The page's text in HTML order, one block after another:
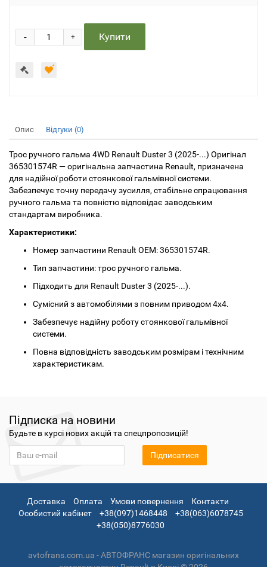
+
- Купити
Опис Відгуки (0)
Трос ручного гальма 4WD Renault Duster 3 (2025-...) Оригінал
365301574R — оригінальна запчастина Renault, призначена
для надійної роботи стоянкової гальмівної системи.
Забезпечує точну передачу зусилля, стабільне спрацювання
ручного гальма та повністю відповідає заводським
стандартам виробника.
Характеристики:
Номер запчастини Renault OEM: 365301574R.
Тип запчастини: трос ручного гальма.
Підходить для Renault Duster 3 (2025-...).
Сумісний з автомобілями з повним приводом 4x4.
Забезпечує надійну роботу стоянкової гальмівної
системи.
Повна відповідність заводським розмірам і технічним
характеристикам.
Підписка на новини
Будьте в курсі нових акцій та спецпропозицій!
Підписатися
Доставка Оплата Умови повернення
Контакти
Особистий кабінет
+38(097)1468448
+38(063)6078745
+38(050)8776030
avtofrans.com.ua - АВТОФРАНС магазин оригінальних